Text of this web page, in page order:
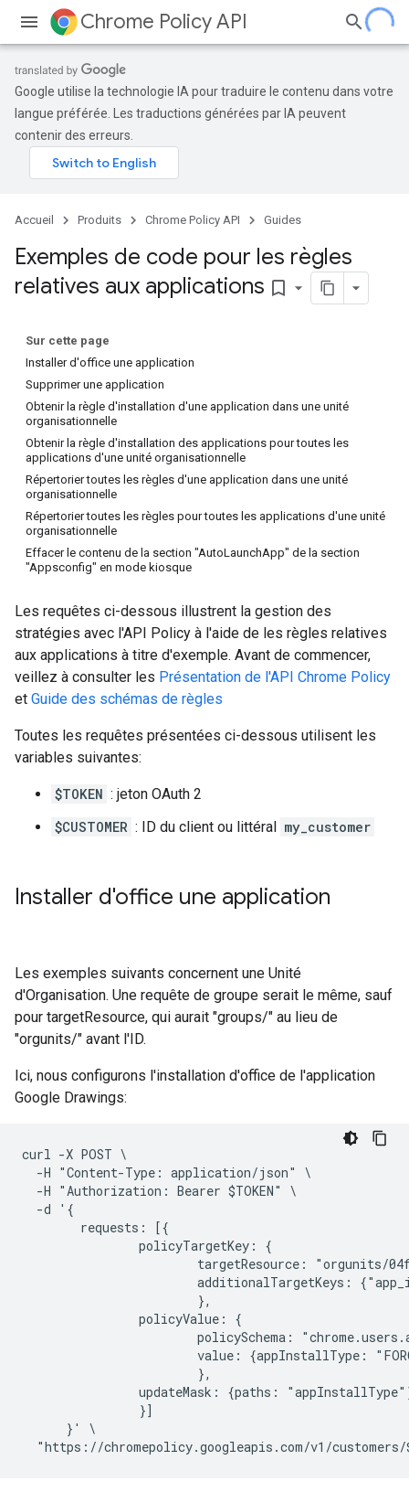
Chrome Policy API
Google utilise la technologie IA pour traduire le contenu dans votre
langue préférée. Les traductions générées par IA peuvent
contenir des erreurs.
Accueil Produits Chrome Policy API Guides
Exemples de code pour les règles
relatives aux applications bookmark_border
Sur cette page
Installer d'office une application
Supprimer une application
Obtenir la règle d'installation d'une application dans une unité
organisationnelle
Obtenir la règle d'installation des applications pour toutes les
applications d'une unité organisationnelle
Répertorier toutes les règles d'une application dans une unité
organisationnelle
Répertorier toutes les règles pour toutes les applications d'une unité
organisationnelle
Effacer le contenu de la section "AutoLaunchApp" de la section
"Appsconfig" en mode kiosque
Les requêtes ci-dessous illustrent la gestion des
stratégies avec l'API Policy à l'aide de les règles relatives
aux applications à titre d'exemple. Avant de commencer,
veillez à consulter les Présentation de l'API Chrome Policy
et Guide des schémas de règles
Toutes les requêtes présentées ci-dessous utilisent les
variables suivantes:
$TOKEN : jeton OAuth 2
$CUSTOMER : ID du client ou littéral my_customer
Installer d'office une application
Les exemples suivants concernent une Unité
d'Organisation. Une requête de groupe serait le même, sauf
pour targetResource, qui aurait "groups/" au lieu de
"orgunits/" avant l'ID.
Ici, nous configurons l'installation d'office de l'application
Google Drawings:
curl -X POST \
  -H "Content-Type: application/json" \
  -H "Authorization: Bearer $TOKEN" \
  -d '{
        requests: [{
                policyTargetKey: {
targetResource: "orgunits/
additionalTargetKeys:
                        },
                policyValue: {
policySchema:
value: {appInstallType:
                        },
updateMask: {paths:
                }]
      }' \